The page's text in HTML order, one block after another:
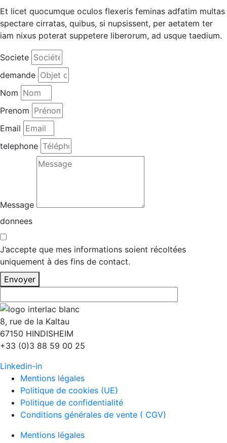
Et licet quocumque oculos flexeris feminas adfatim multas
spectare cirratas, quibus, si nupsissent, per aetatem ter
iam nixus poterat suppetere liberorum, ad usque taedium.
Societe
demande
Nom
Prenom
Email
telephone
Message
donnees
J’accepte que mes informations soient récoltées
uniquement à des fins de contact.
Envoyer
8, rue de la Kaltau
67150 HINDISHEIM
+33 (0)3 88 59 00 25
Linkedin-in
Mentions légales
Politique de cookies (UE)
Politique de confidentialité
Conditions générales de vente ( CGV)
Mentions légales